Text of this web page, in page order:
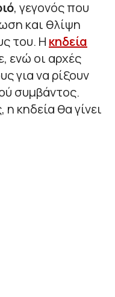
, γεγονός που
και θλίψη
του. Η κηδεία
ενώ οι αρχές
για να ρίξουν
συμβάντος.
κηδεία θα γίνει